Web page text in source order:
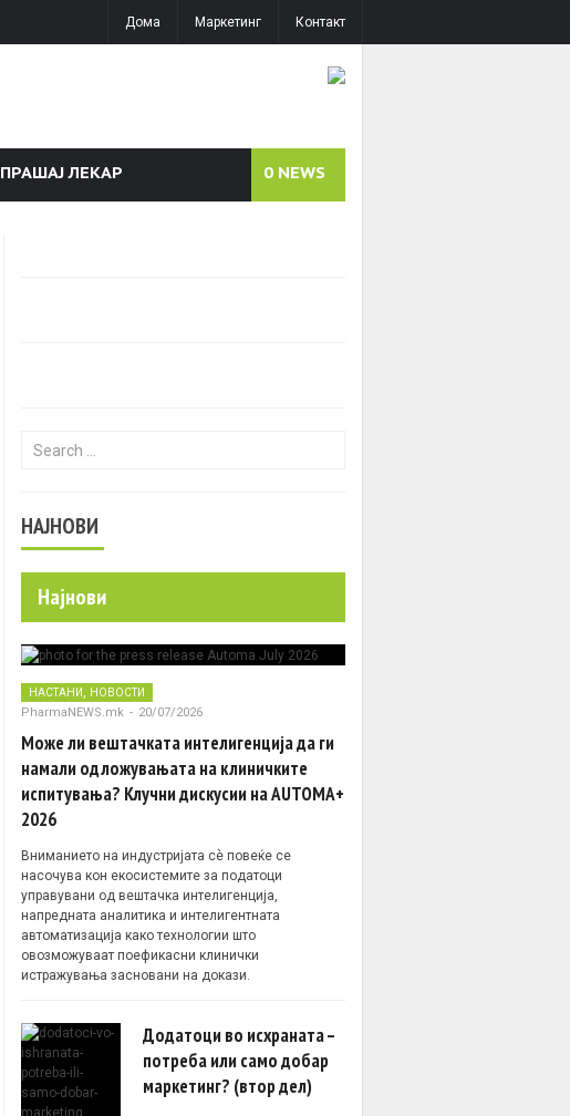
Дома Маркетинг Контакт
ПРАШАЈ ЛЕКАР 0 NEWS
Search for:
НАЈНОВИ
Најнови
НАСТАНИ , НОВОСТИ
PharmaNEWS.mk - 20/07/2026
Може ли вештачката интелигенција да ги
намали одложувањата на клиничките
испитувања? Клучни дискусии на AUTOMA+
2026
Вниманието на индустријата сè повеќе се
насочува кон екосистемите за податоци
управувани од вештачка интелигенција,
напредната аналитика и интелигентната
автоматизација како технологии што
овозможуваат поефикасни клинички
истражувања засновани на докази.
Додатоци во исхраната –
потреба или само добар
маркетинг? (втор дел)